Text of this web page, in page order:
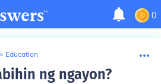
0
Education
ng ngayon?